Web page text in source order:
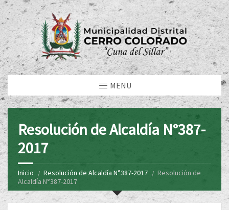
MENU
Resolución de Alcaldía N°387-
2017
Inicio Resolución de Alcaldía N°387-2017
Resolución de
Alcaldía N°387-2017